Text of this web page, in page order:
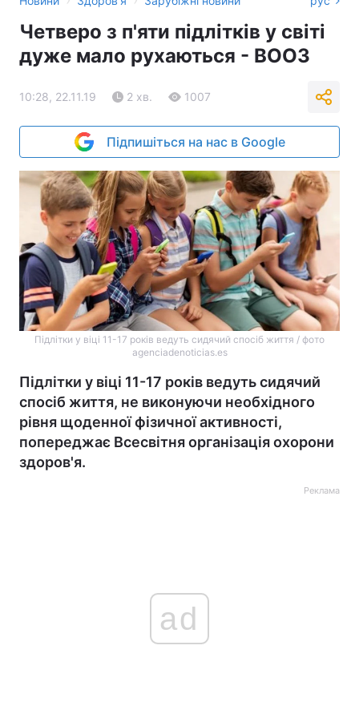
Четверо з п'яти підлітків у світі
дуже мало рухаються - ВООЗ
10:28, 22.11.19 2 хв. 1007
Підпишіться на нас в Google
Підлітки у віці 11-17 років ведуть сидячий спосіб життя / фото
agenciadenoticias.es
Підлітки у віці 11-17 років ведуть сидячий
спосіб життя, не виконуючи необхідного
рівня щоденної фізичної активності,
попереджає Всесвітня організація охорони
здоров'я.
Реклама
ad